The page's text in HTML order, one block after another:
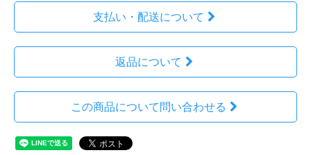
支払い・配送について
返品について
この商品について問い合わせる